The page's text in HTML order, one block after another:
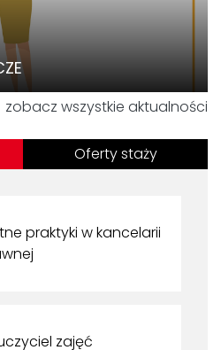
zobacz wszystkie aktualności
Oferty staży
praktyki w kancelarii
zajęć